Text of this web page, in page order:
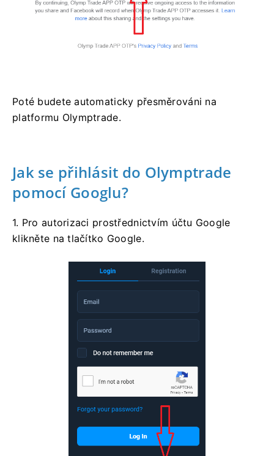
Poté budete automaticky přesměrováni na
platformu Olymptrade.
Jak se přihlásit do Olymptrade
pomocí Googlu?
1. Pro autorizaci prostřednictvím účtu Google
klikněte na tlačítko Google.